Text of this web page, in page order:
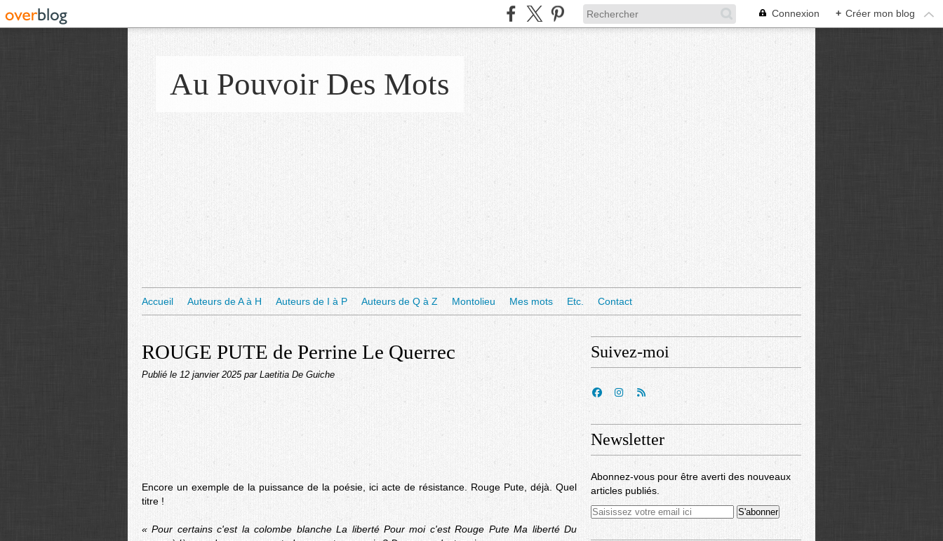
Connexion + Créer mon blog
Au Pouvoir Des Mots
Accueil Auteurs de A à H Auteurs de I à P Auteurs de Q à Z Montolieu Mes mots Etc. Contact
ROUGE PUTE de Perrine Le Querrec
Publié le 12 janvier 2025 par Laetitia De Guiche
Encore un exemple de la puissance de la poésie, ici acte de résistance. Rouge Pute, déjà. Quel
titre !
« Pour certains c'est la colombe blanche La liberté Pour moi c'est Rouge Pute Ma liberté Du
Suivez-moi
Newsletter
Abonnez-vous pour être averti des nouveaux
articles publiés.